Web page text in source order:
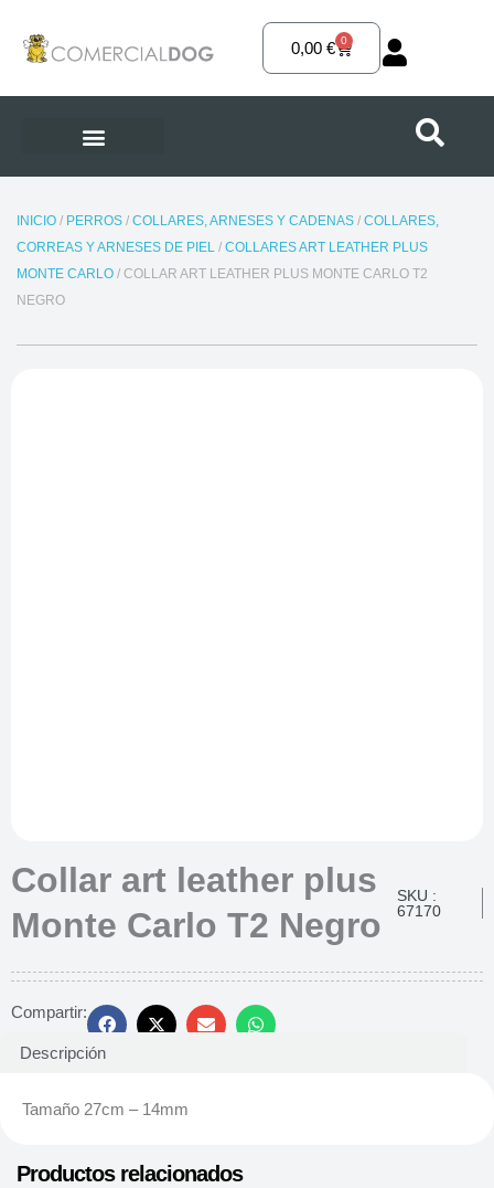
contenido
0,00€ 0
Carrito
INICIO/ PERROS/ COLLARES, ARNESES Y CADENAS/ COLLARES,
CORREAS Y ARNESES DE PIEL/ COLLARES ART LEATHER PLUS
MONTE CARLO/ COLLAR ART LEATHER PLUS MONTE CARLO T2
NEGRO
Collar art leather plus
Monte Carlo T2 Negro
SKU :
67170
Compartir:
Descripción
Tamaño 27cm – 14mm
Productos relacionados